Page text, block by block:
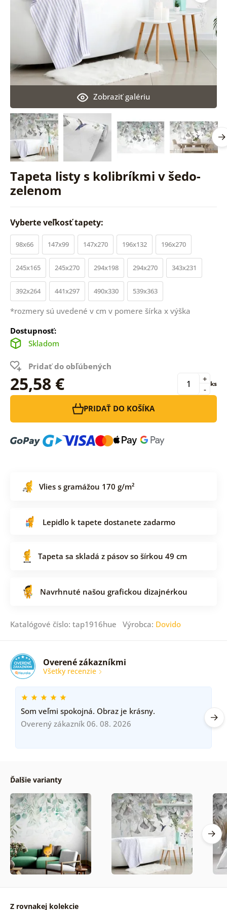
Tapeta listy s kolibríkmi v šedo-
zelenom
Zobraziť galériu
Vyberte veľkosť tapety:
98x66 147x99 147x270 196x132 196x270
245x165 245x270 294x198 294x270 343x231
392x264 441x297 490x330 539x363
*rozmery sú uvedené v cm v pomere šírka x výška
Dostupnosť:
Skladom
Pridať do obľúbených
25,58 € -
+ ks
PRIDAŤ DO KOŠÍKA
Vlies s gramážou 170 g/m²
Lepidlo k tapete dostanete zadarmo
Tapeta sa skladá z pásov so šírkou 49 cm
Navrhnuté našou grafickou dizajnérkou
Katalógové číslo: tap1916hue Výrobca: Dovido
Overené zákazníkmi
Všetky recenzie
Som veľmi spokojná. Obraz je krásny.
Overený zákazník 06. 08. 2026
Ďalšie varianty
Z rovnakej kolekcie